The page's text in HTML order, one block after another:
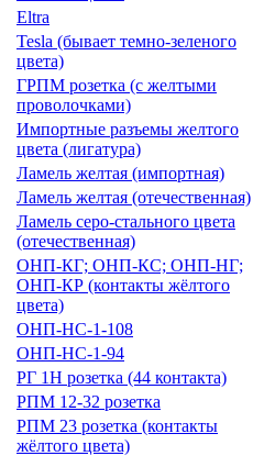
Eltra
Tesla (бывает темно-зеленого
цвета)
ГРПМ розетка (с желтыми
проволочками)
Импортные разъемы желтого
цвета (лигатура)
Ламель желтая (импортная)
Ламель желтая (отечественная)
Ламель серо-стального цвета
(отечественная)
ОНП-КГ; ОНП-КС; ОНП-НГ;
ОНП-КР (контакты жёлтого
цвета)
ОНП-НС-1-108
ОНП-НС-1-94
РГ 1Н розетка (44 контакта)
РПМ 12-32 розетка
РПМ 23 розетка (контакты
жёлтого цвета)